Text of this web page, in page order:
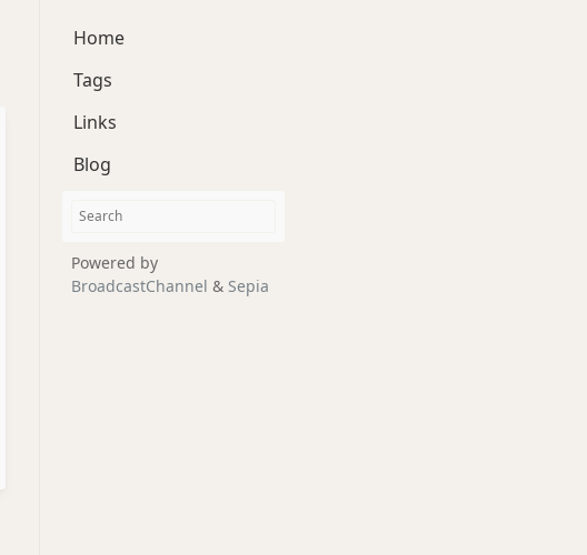
Home
Tags
Links
Blog
Powered by
BroadcastChannel & Sepia